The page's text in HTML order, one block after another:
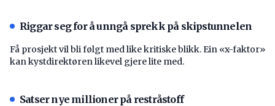
Riggar seg for å unngå sprekk på skipstunnelen
Få prosjekt vil bli følgt med like kritiske blikk. Ein «x-faktor»
kan kystdirektøren likevel gjere lite med.
Satser nye millioner på restråstoff